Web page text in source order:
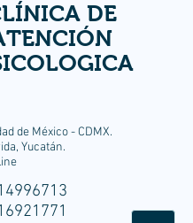
DE
de México - CDMX.
Yucatán.